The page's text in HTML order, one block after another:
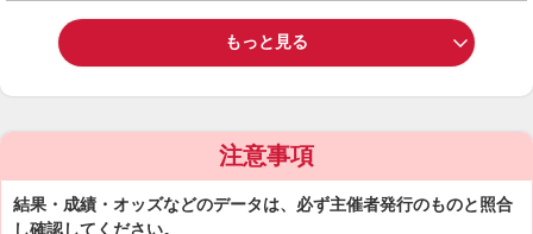
もっと見る
注意事項
結果・成績・オッズなどのデータは、必ず主催者発行のものと照合
し確認してください。